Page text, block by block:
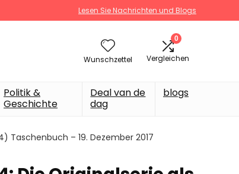
Lesen Sie Nachrichten und Blogs
Wunschzettel
0
Vergleichen
Politik &
Geschichte
Deal van de
dag
blogs
Taschenbuch – 19. Dezember 2017